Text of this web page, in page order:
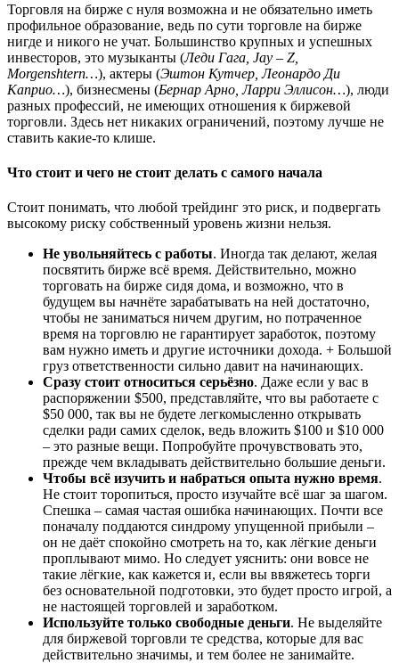
Торговля на бирже с нуля возможна и не обязательно иметь
профильное образование, ведь по сути торговле на бирже
нигде и никого не учат. Большинство крупных и успешных
инвесторов, это музыканты (Леди Гага, Jay – Z,
Morgenshtern…), актеры (Эштон Кутчер, Леонардо Ди
Каприо…), бизнесмены (Бернар Арно, Ларри Эллисон…), люди
разных профессий, не имеющих отношения к биржевой
торговли. Здесь нет никаких ограничений, поэтому лучше не
ставить какие-то клише.
Что стоит и чего не стоит делать с самого начала
Стоит понимать, что любой трейдинг это риск, и подвергать
высокому риску собственный уровень жизни нельзя.
Не увольняйтесь с работы. Иногда так делают, желая
посвятить бирже всё время. Действительно, можно
торговать на бирже сидя дома, и возможно, что в
будущем вы начнёте зарабатывать на ней достаточно,
чтобы не заниматься ничем другим, но потраченное
время на торговлю не гарантирует заработок, поэтому
вам нужно иметь и другие источники дохода. + Большой
груз ответственности сильно давит на начинающих.
Сразу стоит относиться серьёзно. Даже если у вас в
распоряжении $500, представляйте, что вы работаете с
$50 000, так вы не будете легкомысленно открывать
сделки ради самих сделок, ведь вложить $100 и $10 000
– это разные вещи. Попробуйте прочувствовать это,
прежде чем вкладывать действительно большие деньги.
Чтобы всё изучить и набраться опыта нужно время.
Не стоит торопиться, просто изучайте всё шаг за шагом.
Спешка – самая частая ошибка начинающих. Почти все
поначалу поддаются синдрому упущенной прибыли –
он не даёт спокойно смотреть на то, как лёгкие деньги
проплывают мимо. Но следует уяснить: они вовсе не
такие лёгкие, как кажется и, если вы ввяжетесь торги
без основательной подготовки, это будет просто игрой, а
не настоящей торговлей и заработком.
Используйте только свободные деньги. Не выделяйте
для биржевой торговли те средства, которые для вас
действительно значимы, и тем более не занимайте.